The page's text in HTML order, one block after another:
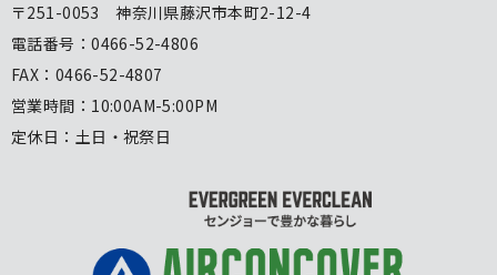
〒251-0053 神奈川県藤沢市本町2-12-4
電話番号：0466-52-4806
FAX：0466-52-4807
営業時間：10:00AM-5:00PM
定休日：土日・祝祭日